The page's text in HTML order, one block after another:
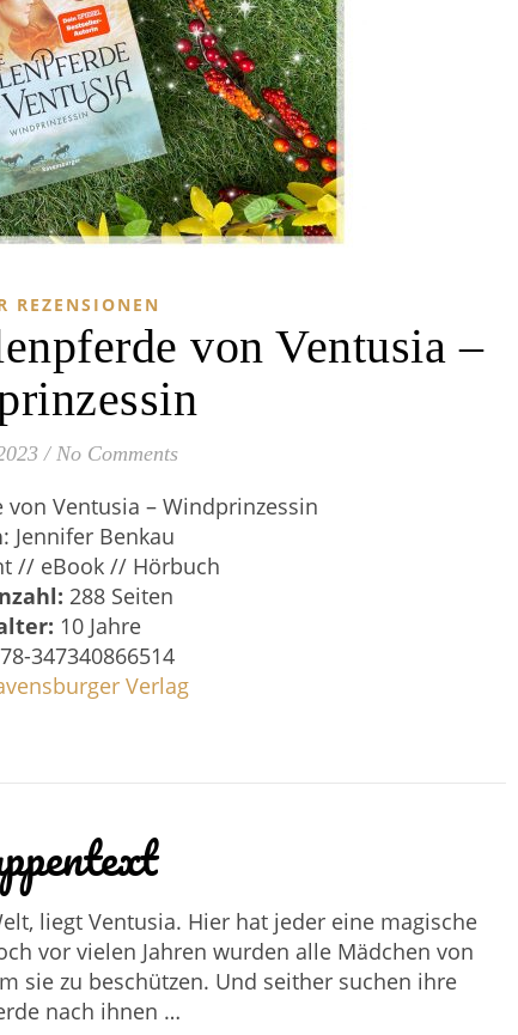
REZENSIONEN
von Ventusia –
/ No Comments
von Ventusia – Windprinzessin
: Jennifer Benkau
// eBook // Hörbuch
288 Seiten
10 Jahre
347340866514
Verlag
liegt Ventusia. Hier hat jeder eine magische
vor vielen Jahren wurden alle Mädchen von
sie zu beschützen. Und seither suchen ihre
nach ihnen …